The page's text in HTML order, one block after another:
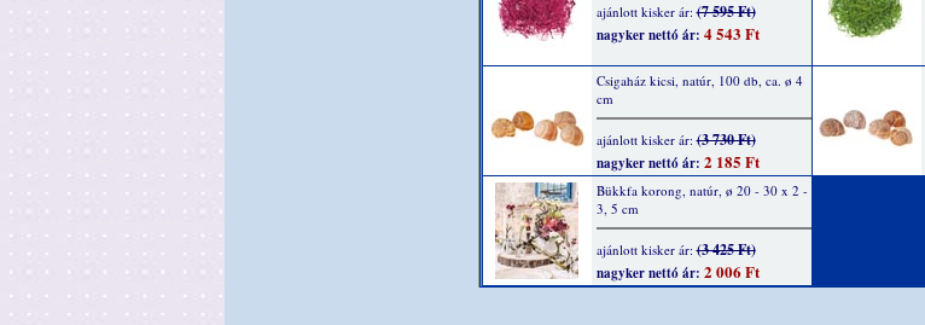
ajánlott kisker ár:(7 595 Ft)
nagyker nettó ár: 4 543 Ft
Csigaház kicsi, natúr, 100 db, ca. ø 4
cm
ajánlott kisker ár:(3 730 Ft)
nagyker nettó ár: 2 185 Ft
Bükkfa korong, natúr, ø 20 - 30 x 2 -
3, 5 cm
ajánlott kisker ár:(3 425 Ft)
nagyker nettó ár: 2 006 Ft